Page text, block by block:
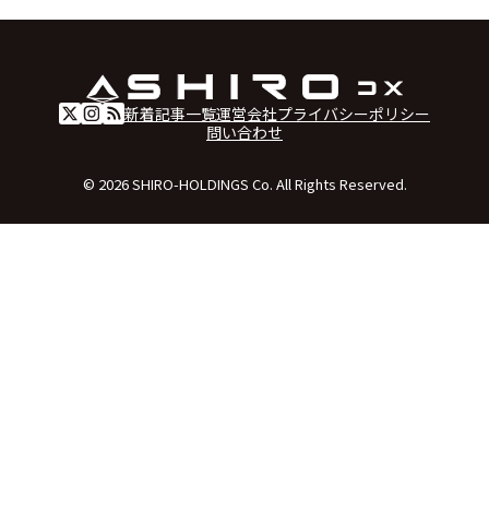
新着記事一覧運営会社プライバシーポリシー
問い合わせ
© 2026 SHIRO-HOLDINGS Co. All Rights Reserved.